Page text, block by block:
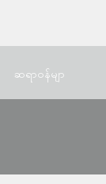
ဆရာဝန်မျာ